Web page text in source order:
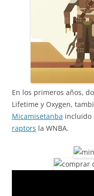
En los primeros años,
Lifetime y Oxygen,
Micamisetanba incluido
raptors la WNBA.